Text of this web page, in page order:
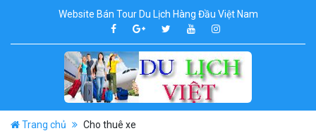
Website Bán Tour Du Lịch Hàng Đầu Việt Nam
Trang chủ Cho thuê xe